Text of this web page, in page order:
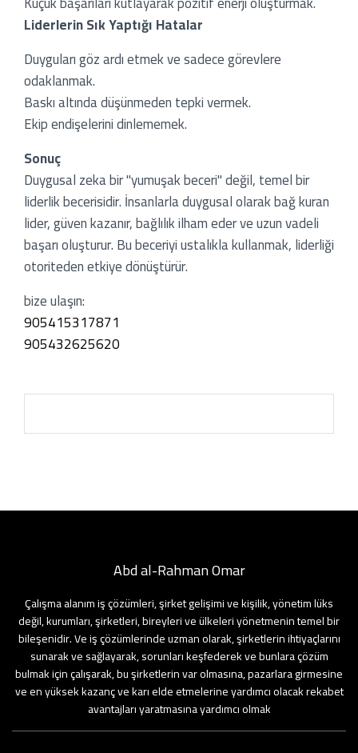
Liderlerin Sık Yaptığı Hatalar
Duyguları göz ardı etmek ve sadece görevlere
odaklanmak.
Baskı altında düşünmeden tepki vermek.
Ekip endişelerini dinlememek.
Sonuç
Duygusal zeka bir "yumuşak beceri" değil, temel bir
liderlik becerisidir. İnsanlarla duygusal olarak bağ kuran
lider, güven kazanır, bağlılık ilham eder ve uzun vadeli
başarı oluşturur. Bu beceriyi ustalıkla kullanmak, liderliği
otoriteden etkiye dönüştürür.
bize ulaşın:
905415317871
905432625620
Abd al-Rahman Omar
Çalışma alanım iş çözümleri, şirket gelişimi ve kişilik, yönetim lüks
değil, kurumları, şirketleri, bireyleri ve ülkeleri yönetmenin temel bir
bileşenidir. Ve iş çözümlerinde uzman olarak, şirketlerin ihtiyaçlarını
sunarak ve sağlayarak, sorunları keşfederek ve bunlara çözüm
bulmak için çalışarak, bu şirketlerin var olmasına, pazarlara girmesine
ve en yüksek kazanç ve karı elde etmelerine yardımcı olacak rekabet
avantajları yaratmasına yardımcı olmak